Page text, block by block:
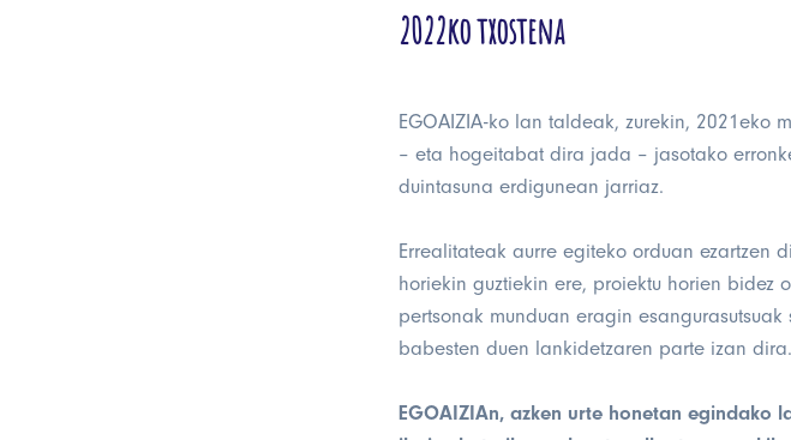
2022ko txostena
EGOAIZIA-ko lan taldeak, zurekin, 2021eko
– eta hogeitabat dira jada – jasotako
duintasuna erdigunean jarriaz.
Errealitateak aurre egiteko orduan ezartzen
horiekin guztiekin ere, proiektu horien bidez
pertsonak munduan eragin
babesten duen lankidetzaren parte izan dira.
EGOAIZIAn, azken urte honetan egindako